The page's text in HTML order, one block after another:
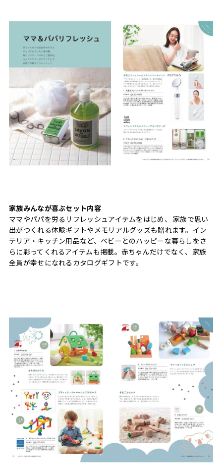
家族みんなが喜ぶセット内容
ママやパパを労るリフレッシュアイテムをはじめ、 家族で思い
出がつくれる体験ギフトやメモリアルグッズも贈れます。イン
テリア・キッチン用品など、ベビーとのハッピーな暮らしをさ
らに彩ってくれるアイテムも掲載。赤ちゃんだけでなく、家族
全員が幸せになれるカタログギフトです。